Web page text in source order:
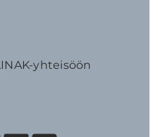
yhteisöön